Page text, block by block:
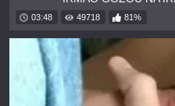
03:48 49718 81%